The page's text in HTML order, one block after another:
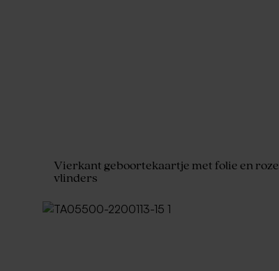
Vierkant geboortekaartje met folie en roze
vlinders